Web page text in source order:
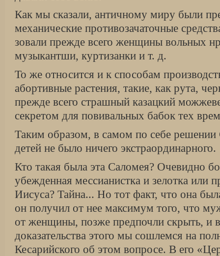
Как мы сказали, античному миру были
механические противозачаточные
зовали прежде всего женщины вольных
музыкантши, куртизанки и т. д.
То же относится и к способам
абортивные растения, такие, как рута,
прежде всего страшный казацкий
секретом для повивальных бабок тех
Таким образом, в самом по себе решении
детей не было ничего экстраординарного.
Кто такая была эта Саломея? Очевидно
убежденная мессианистка и зелотка или
Иисуса? Тайна... Но тот факт, что она
он получил от нее максимум того, что
от женщины, позже предпочли скрыть, и в
доказательства этого мы сошлемся на
Кесарийского об этом вопросе. В его